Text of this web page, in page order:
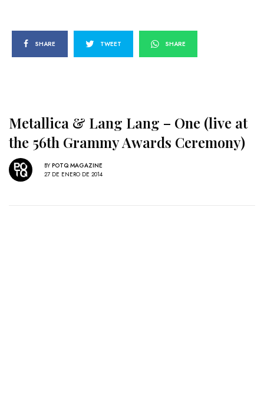
SHARE TWEET SHARE
Metallica & Lang Lang – One (live at
the 56th Grammy Awards Ceremony)
BY POTQ MAGAZINE
27 DE ENERO DE 2014